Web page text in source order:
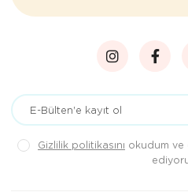
Gizlilik politikasını okudum ve